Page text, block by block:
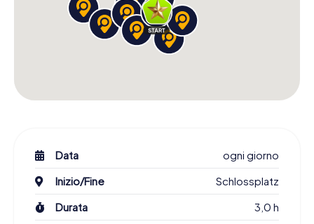
Data
ogni giorno
Inizio/Fine
Schlossplatz
Durata
3,0 h